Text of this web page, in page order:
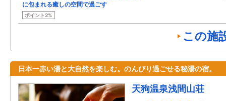
に包まれる癒しの空間で過ごす
ポイント2%
この施
日本一赤い湯と大自然を楽しむ。のんびり過ごせる秘湯の宿。
天狗温泉浅間山荘